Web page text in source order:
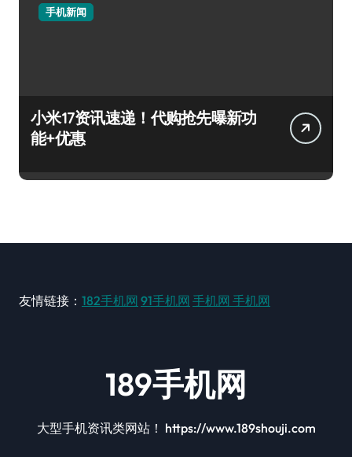
手机新闻
小米17资讯速递！代购抢先曝新功
能+优惠
友情链接： 182手机网 91手机网 手机网 手机网
189手机网
大型手机资讯类网站！ https://www.189shouji.com